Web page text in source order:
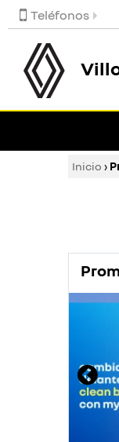
Teléfonos
Inicio ›